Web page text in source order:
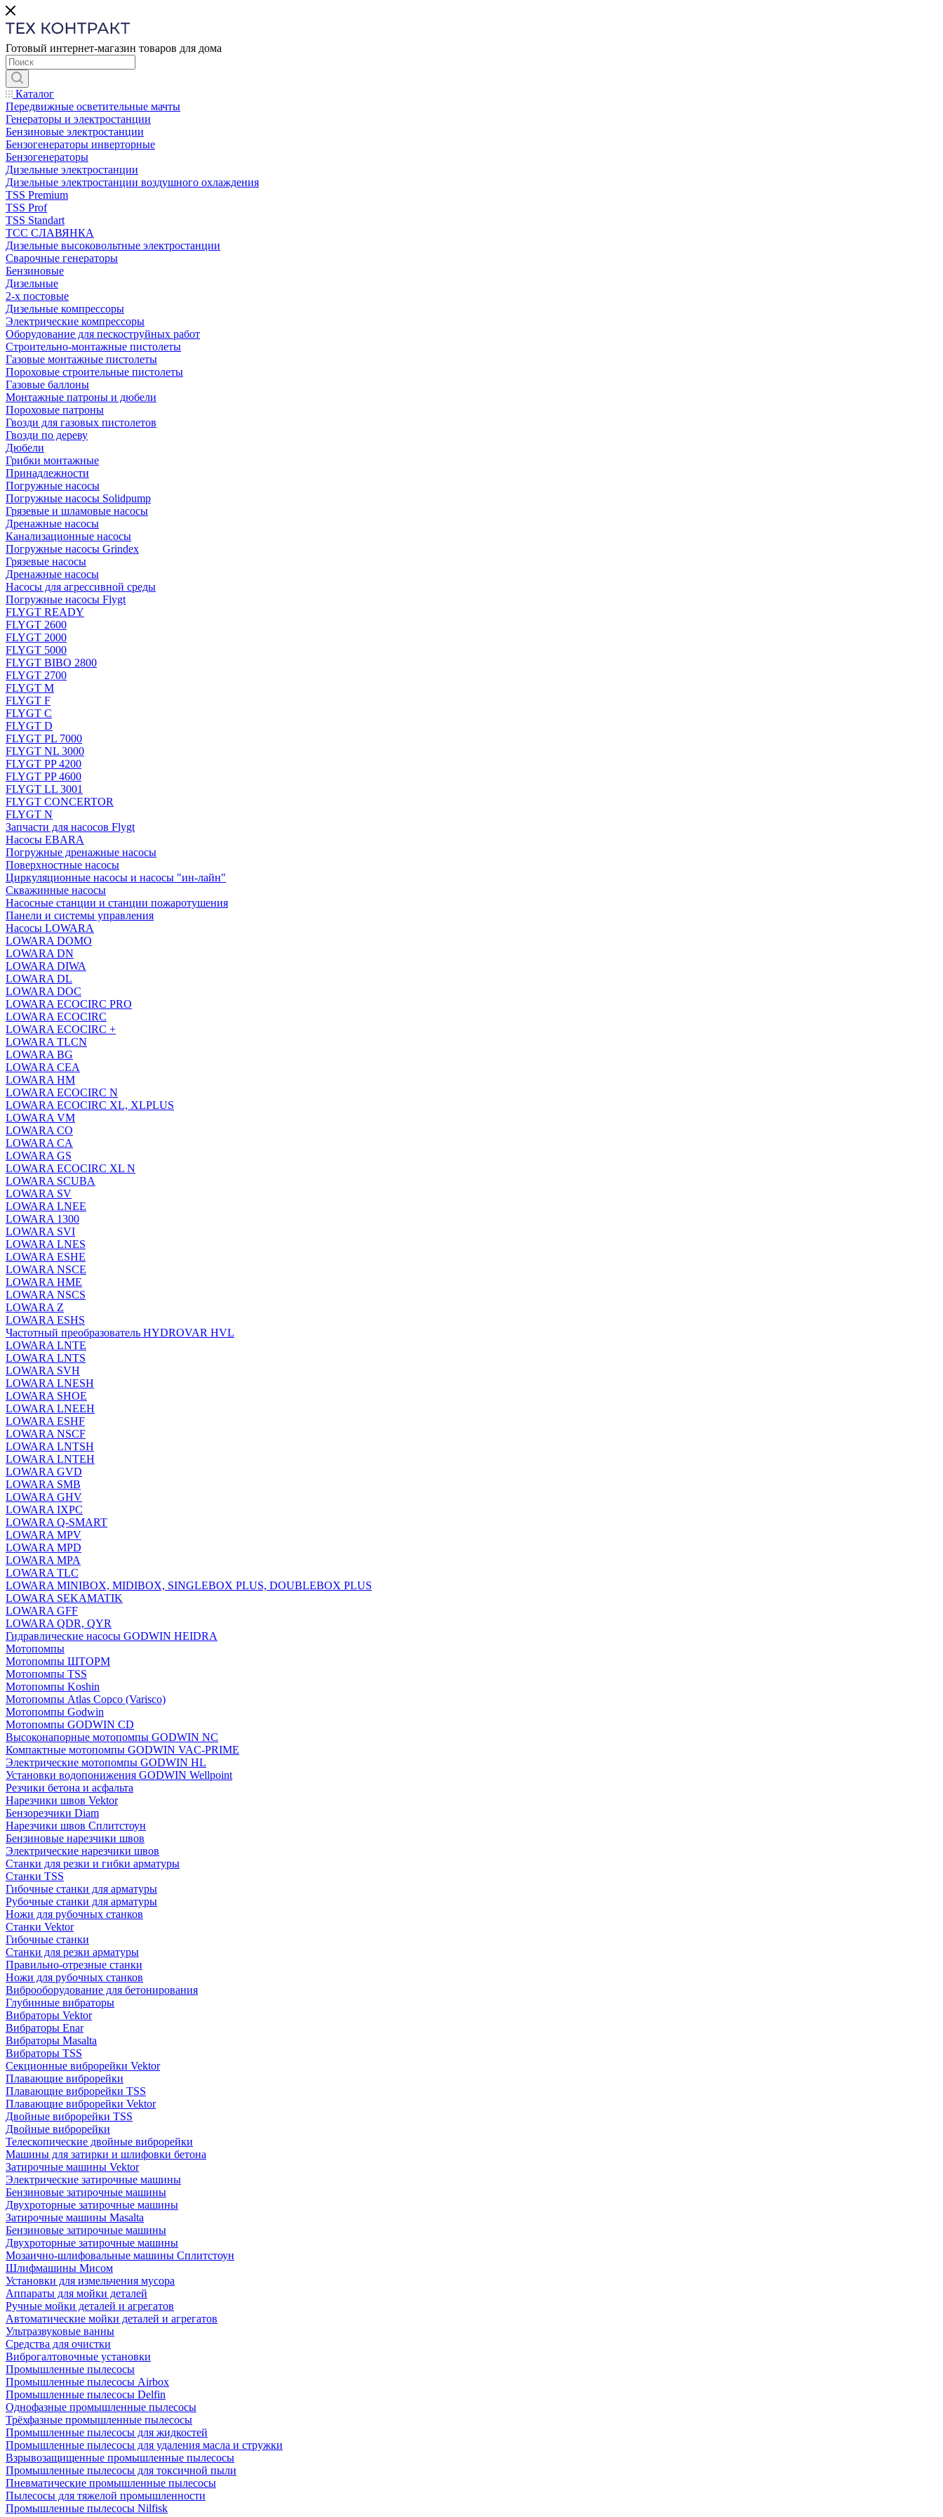
Готовый интернет-магазин товаров для дома
Каталог
Передвижные осветительные мачты
Генераторы и электростанции
Бензиновые электростанции
Бензогенераторы инверторные
Бензогенераторы
Дизельные электростанции
Дизельные электростанции воздушного охлаждения
TSS Premium
TSS Prof
TSS Standart
ТСС СЛАВЯНКА
Дизельные высоковольтные электростанции
Сварочные генераторы
Бензиновые
Дизельные
2-х постовые
Дизельные компрессоры
Электрические компрессоры
Оборудование для пескоструйных работ
Строительно-монтажные пистолеты
Газовые монтажные пистолеты
Пороховые строительные пистолеты
Газовые баллоны
Монтажные патроны и дюбели
Пороховые патроны
Гвозди для газовых пистолетов
Гвозди по дереву
Дюбели
Грибки монтажные
Принадлежности
Погружные насосы
Погружные насосы Solidpump
Грязевые и шламовые насосы
Дренажные насосы
Канализационные насосы
Погружные насосы Grindex
Грязевые насосы
Дренажные насосы
Насосы для агрессивной среды
Погружные насосы Flygt
FLYGT READY
FLYGT 2600
FLYGT 2000
FLYGT 5000
FLYGT BIBO 2800
FLYGT 2700
FLYGT M
FLYGT F
FLYGT C
FLYGT D
FLYGT PL 7000
FLYGT NL 3000
FLYGT PP 4200
FLYGT PP 4600
FLYGT LL 3001
FLYGT CONCERTOR
FLYGT N
Запчасти для насосов Flygt
Насосы EBARA
Погружные дренажные насосы
Поверхностные насосы
Циркуляционные насосы и насосы "ин-лайн"
Скважинные насосы
Насосные станции и станции пожаротушения
Панели и системы управления
Насосы LOWARA
LOWARA DOMO
LOWARA DN
LOWARA DIWA
LOWARA DL
LOWARA DOC
LOWARA ECOCIRC PRO
LOWARA ECOCIRC
LOWARA ECOCIRC +
LOWARA TLCN
LOWARA BG
LOWARA CEA
LOWARA HM
LOWARA ECOCIRC N
LOWARA ECOCIRC XL, XLPLUS
LOWARA VM
LOWARA CO
LOWARA CA
LOWARA GS
LOWARA ECOCIRC XL N
LOWARA SCUBA
LOWARA SV
LOWARA LNEE
LOWARA 1300
LOWARA SVI
LOWARA LNES
LOWARA ESHE
LOWARA NSCE
LOWARA HME
LOWARA NSCS
LOWARA Z
LOWARA ESHS
Частотный преобразователь HYDROVAR HVL
LOWARA LNTE
LOWARA LNTS
LOWARA SVH
LOWARA LNESH
LOWARA SHOE
LOWARA LNEEH
LOWARA ESHF
LOWARA NSCF
LOWARA LNTSH
LOWARA LNTEH
LOWARA GVD
LOWARA SMB
LOWARA GHV
LOWARA IXPС
LOWARA Q-SMART
LOWARA MPV
LOWARA MPD
LOWARA MPA
LOWARA TLC
LOWARA MINIBOX, MIDIBOX, SINGLEBOX PLUS, DOUBLEBOX PLUS
LOWARA SEKAMATIK
LOWARA GFF
LOWARA QDR, QYR
Гидравлические насосы GODWIN HEIDRA
Мотопомпы
Мотопомпы ШТОРМ
Мотопомпы TSS
Мотопомпы Koshin
Мотопомпы Atlas Copco (Varisco)
Мотопомпы Godwin
Мотопомпы GODWIN CD
Высоконапорные мотопомпы GODWIN NC
Компактные мотопомпы GODWIN VAC-PRIME
Электрические мотопомпы GODWIN HL
Установки водопонижения GODWIN Wellpoint
Резчики бетона и асфальта
Нарезчики швов Vektor
Бензорезчики Diam
Нарезчики швов Сплитстоун
Бензиновые нарезчики швов
Электрические нарезчики швов
Станки для резки и гибки арматуры
Станки TSS
Гибочные станки для арматуры
Рубочные станки для арматуры
Ножи для рубочных станков
Станки Vektor
Гибочные станки
Станки для резки арматуры
Правильно-отрезные станки
Ножи для рубочных станков
Виброоборудование для бетонирования
Глубинные вибраторы
Вибраторы Vektor
Вибраторы Enar
Вибраторы Masalta
Вибраторы TSS
Секционные виброрейки Vektor
Плавающие виброрейки
Плавающие виброрейки TSS
Плавающие виброрейки Vektor
Двойные виброрейки TSS
Двойные виброрейки
Телескопические двойные виброрейки
Машины для затирки и шлифовки бетона
Затирочные машины Vektor
Электрические затирочные машины
Бензиновые затирочные машины
Двухроторные затирочные машины
Затирочные машины Masalta
Бензиновые затирочные машины
Двухроторные затирочные машины
Мозаично-шлифовальные машины Сплитстоун
Шлифмашины Мисом
Установки для измельчения мусора
Аппараты для мойки деталей
Ручные мойки деталей и агрегатов
Автоматические мойки деталей и агрегатов
Ультразвуковые ванны
Средства для очистки
Виброгалтовочные установки
Промышленные пылесосы
Промышленные пылесосы Airbox
Промышленные пылесосы Delfin
Однофазные промышленные пылесосы
Трёхфазные промышленные пылесосы
Промышленные пылесосы для жидкостей
Промышленные пылесосы для удаления масла и стружки
Взрывозащищенные промышленные пылесосы
Промышленные пылесосы для токсичной пыли
Пневматические промышленные пылесосы
Пылесосы для тяжелой промышленности
Промышленные пылесосы Nilfisk